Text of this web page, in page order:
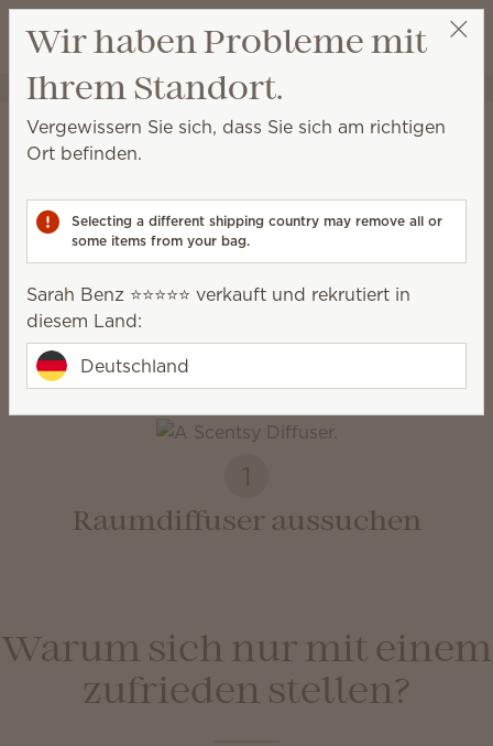
Wunschliste
Warenkorb
Sarah Benz ⭐️⭐️⭐️⭐️⭐️ Party auswählen
Raumdiffuser und Öle
Raumdiffuser und Öle
anpassbarer Farbe, Beleuchtung und Duftstärke.
So funktioniert es
1
Raumdiffuser aussuchen
Warum sich nur mit einem
zufrieden stellen?
Wir haben Probleme mit
Ihrem Standort.
Vergewissern Sie sich, dass Sie sich am richtigen
Ort befinden.
Selecting a different shipping country may remove all or
some items from your bag.
Sarah Benz ⭐️⭐️⭐️⭐️⭐️ verkauft und rekrutiert in
diesem Land:
Deutschland